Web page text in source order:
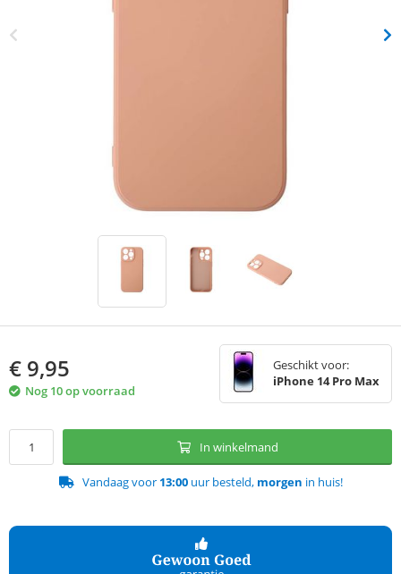
€ 9,95
Nog 10 op voorraad
Geschikt voor:
iPhone 14 Pro Max
In winkelmand
Vandaag voor 13:00uur besteld, morgen in huis!